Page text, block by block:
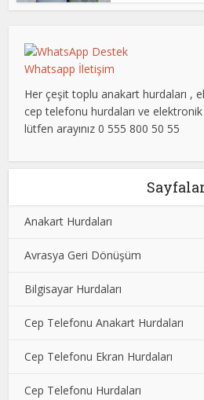
Whatsapp İletişim
Her çeşit toplu anakart hurdaları ,
cep telefonu hurdaları ve elektronik
lütfen arayınız 0 555 800 50 55
Anakart Hurdaları
Avrasya Geri Dönüşüm
Bilgisayar Hurdaları
Cep Telefonu Anakart Hurdaları
Cep Telefonu Ekran Hurdaları
Cep Telefonu Hurdaları